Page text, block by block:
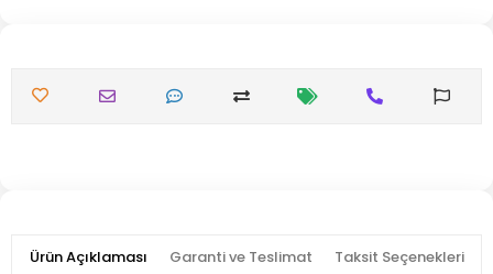
Ürün Açıklaması Garanti ve Teslimat Taksit Seçenekleri